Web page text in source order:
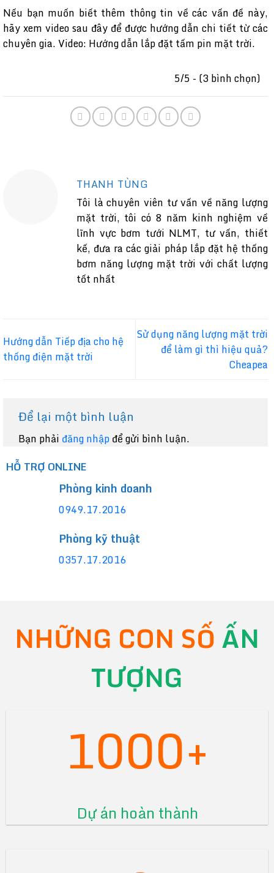
Nếu bạn muốn biết thêm thông tin về các vấn đề này,
hãy xem video sau đây để được hướng dẫn chi tiết từ các
chuyên gia. Video: Hướng dẫn lắp đặt tấm pin mặt trời.
5/5 - (3 bình chọn)
THANH TÙNG
Tôi là chuyên viên tư vấn về năng lượng
mặt trời, tôi có 8 năm kinh nghiệm về
lĩnh vực bơm tưới NLMT, tư vấn, thiết
kế, đưa ra các giải pháp lắp đặt hệ thống
bơm năng lượng mặt trời với chất lượng
tốt nhất
Hướng dẫn Tiếp địa cho hệ
thống điện mặt trời
Sử dụng năng lượng mặt trời
để làm gì thì hiệu quả?
Cheapea
Để lại một bình luận
Bạn phải đăng nhậpđể gửi bình luận.
HỖ TRỢ ONLINE
Phòng kinh doanh
0949.17.2016
Phòng kỹ thuật
0357.17.2016
NHỮNG CON SỐ ẤN
TƯỢNG
1000+
Dự án hoàn thành